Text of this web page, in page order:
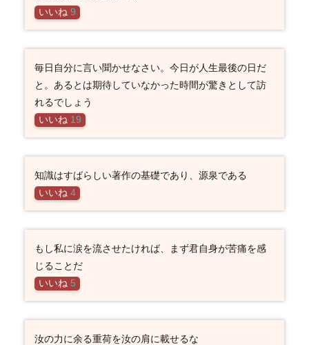
いいね 9
毎日自分に言い聞かせなさい。今日が人生最後の日だ
と。あるとは期待していなかった時間が驚きとして訪
れるでしょう
いいね 19
知識はすばらしい著作の基礎であり、源泉である
いいね 4
もし私に涙を流させたければ、まず君自身が苦痛を感
じることだ
いいね 5
汝の力に余る重荷を汝の肩に載せるな